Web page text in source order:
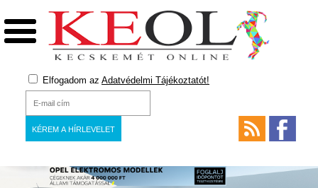
Elfogadom az Adatvédelmi Tájékoztatót!